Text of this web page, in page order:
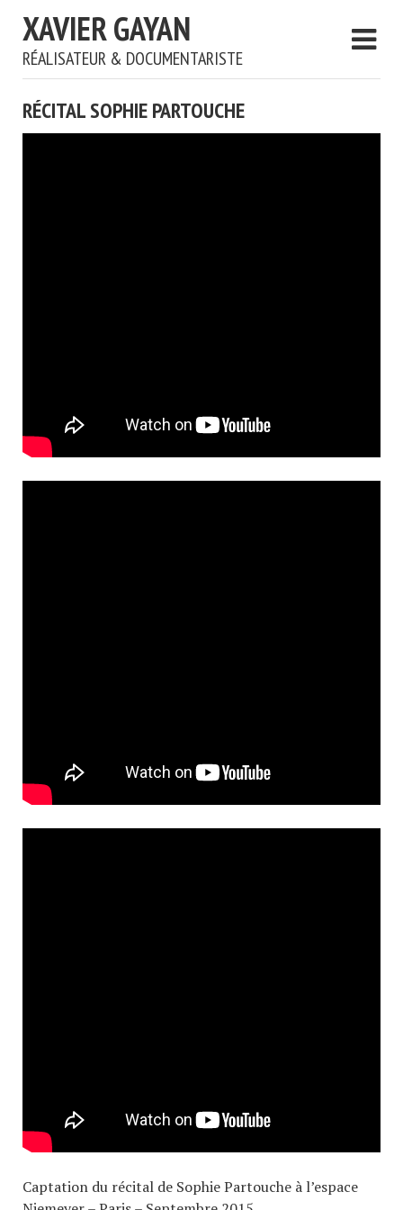
XAVIER GAYAN
RÉALISATEUR & DOCUMENTARISTE
RÉCITAL SOPHIE PARTOUCHE
Captation du récital de Sophie Partouche à l’espace